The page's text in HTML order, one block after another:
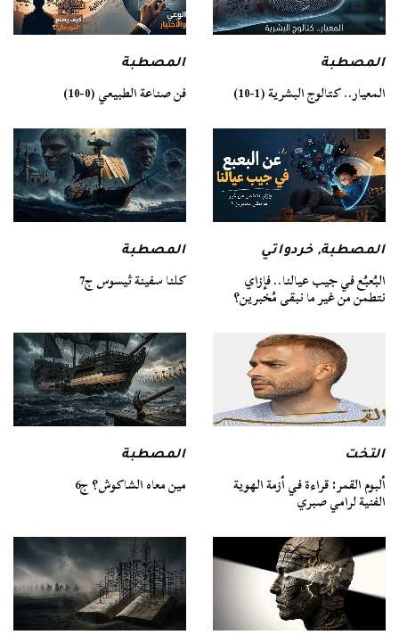
المصطبة
المعيار.. كتالوج البشرية (1-10)
المصطبة
فن صناعة الطبيعي (0-10)
المصطبة,خردواتي
البُعبُع في جيب عيالنا.. فإزاي
نتطمن من غير ما نبقى مُخبرين؟
المصطبة
كلنا سفينة ثيسوس ج7
التخت
ألبوم القمر: قراءة في أزمة الهوية
الفنية لرامي صبري
المصطبة
مين معاه الشاكوش؟ ج6